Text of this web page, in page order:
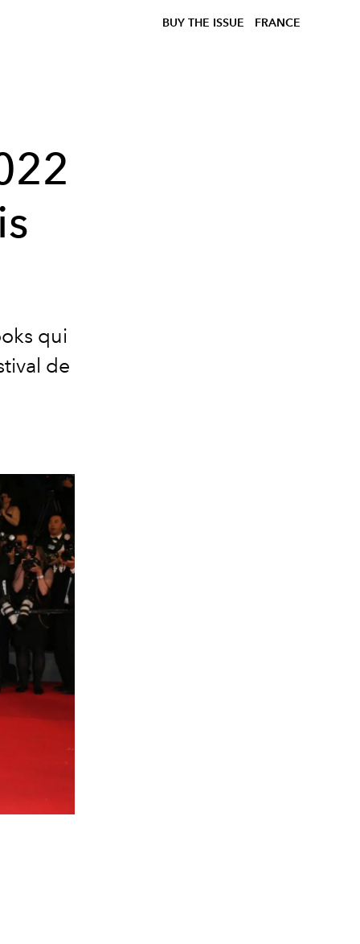
BUY THE ISSUE FRANCE
qui
de